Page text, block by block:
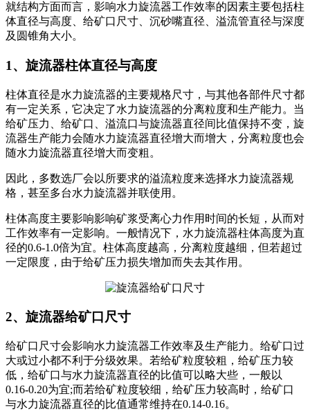
就结构方面而言，影响水力旋流器工作效率的因素主要包括柱
体直径与高度、给矿口尺寸、沉砂嘴直径、溢流管直径与深度
及圆锥角大小。
1、旋流器柱体直径与高度
柱体直径是水力旋流器的主要规格尺寸，与其他各部件尺寸都
有一定关系，它决定了水力旋流器的分离粒度和生产能力。当
给矿压力、给矿口、溢流口与旋流器直径间比值保持不变，旋
流器生产能力会随水力旋流器直径增大而增大，分离粒度也会
随水力旋流器直径增大而变粗。
因此，多数选厂会以所要求的溢流粒度来选择水力旋流器规
格，甚至多台水力旋流器并联使用。
柱体高度主要影响影响矿浆受离心力作用时间的长短，从而对
工作效率有一定影响。一般情况下，水力旋流器柱体高度为直
径的0.6-1.0倍为宜。柱体高度越高，分离粒度越细，但若超过
一定限度，由于给矿压力损失增加而失去其作用。
2、旋流器给矿口尺寸
给矿口尺寸会影响水力旋流器工作效率及生产能力。给矿口过
大或过小都不利于分级效果。若给矿粒度较粗，给矿压力较
低，给矿口与水力旋流器直径的比值可以略大些，一般以
0.16-0.20为宜;而若给矿粒度较细，给矿压力较高时，给矿口
与水力旋流器直径的比值通常维持在0.14-0.16。